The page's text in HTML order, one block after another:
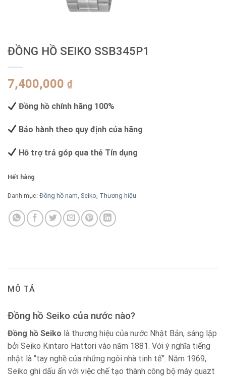
ĐỒNG HỒ SEIKO SSB345P1
7,400,000 ₫
Đồng hồ chính hãng 100%
Bảo hành theo quy định của hãng
Hỗ trợ trả góp qua thẻ Tín dụng
Hết hàng
Danh mục: Đồng hồ nam, Seiko, Thương hiệu
MÔ TẢ
Đồng hồ Seiko của nước nào?
Đồng hồ Seiko là thương hiệu của nước Nhật Bản, sáng lập
bởi Seiko Kintaro Hattori vào năm 1881. Với ý nghĩa tiếng
nhật là “tay nghề của những ngôi nhà tinh tế”. Năm 1969,
Seiko ghi dấu ấn với việc chế tạo thành công bộ máy quazt